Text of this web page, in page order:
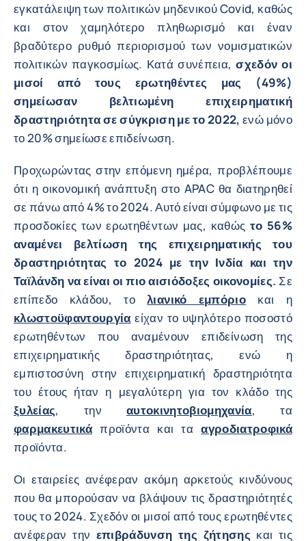
εγκατάλειψη των πολιτικών μηδενικού Covid, καθώς
και στον χαμηλότερο πληθωρισμό και έναν
βραδύτερο ρυθμό περιορισμού των νομισματικών
πολιτικών παγκοσμίως. Κατά συνέπεια, σχεδόν οι
μισοί από τους ερωτηθέντες μας (49%)
σημείωσαν βελτιωμένη επιχειρηματική
δραστηριότητα σε σύγκριση με το 2022,ενώ μόνο
το 20% σημείωσε επιδείνωση.
Προχωρώντας στην επόμενη ημέρα, προβλέπουμε
ότι η οικονομική ανάπτυξη στο APAC θα διατηρηθεί
σε πάνω από 4% το 2024. Αυτό είναι σύμφωνο με τις
προσδοκίες των ερωτηθέντων μας, καθώς το 56%
αναμένει βελτίωση της επιχειρηματικής του
δραστηριότητας το 2024 με την Ινδία και την
Ταϊλάνδη να είναι οι πιο αισιόδοξες οικονομίες. Σε
επίπεδο κλάδου, τολιανικό εμπόριο και η
κλωστοϋφαντουργία είχαν το υψηλότερο ποσοστό
ερωτηθέντων που αναμένουν επιδείνωση της
επιχειρηματικής δραστηριότητας, ενώ η
εμπιστοσύνη στην επιχειρηματική δραστηριότητα
του έτους ήταν η μεγαλύτερη για τον κλάδο της
ξυλείας, τηναυτοκινητοβιομηχανία, τα
φαρμακευτικά προϊόντα και τααγροδιατροφικά
προϊόντα.
Οι εταιρείες ανέφεραν ακόμη αρκετούς κινδύνους
που θα μπορούσαν να βλάψουν τις δραστηριότητές
τους το 2024. Σχεδόν οι μισοί από τους ερωτηθέντες
ανέφεραν την επιβράδυνση της ζήτησης και τις